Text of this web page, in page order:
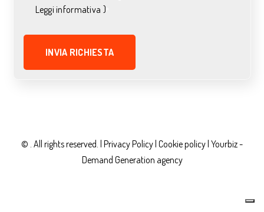
Leggi informativa )
© . All rights reserved. | Privacy Policy| Cookie policy | Yourbiz -
Demand Generation agency